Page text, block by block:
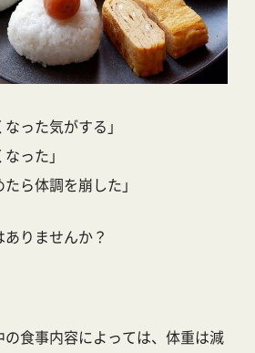
った気がする」
った」
ら体調を崩した」
りませんか？
食事内容によっては、体重は減